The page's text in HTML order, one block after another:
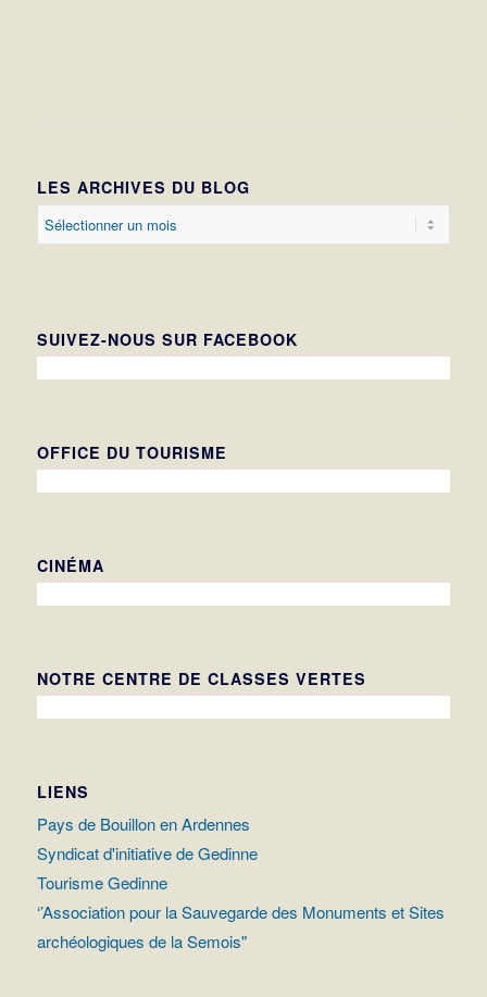
LES ARCHIVES DU BLOG
SUIVEZ-NOUS SUR FACEBOOK
OFFICE DU TOURISME
CINÉMA
NOTRE CENTRE DE CLASSES VERTES
LIENS
Pays de Bouillon en Ardennes
Syndicat d'initiative de Gedinne
Tourisme Gedinne
‘’Association pour la Sauvegarde des Monuments et Sites
archéologiques de la Semois"